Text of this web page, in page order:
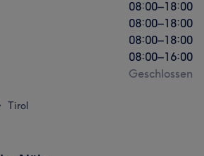
08:00–18:00
08:00–18:00
08:00–18:00
08:00–16:00
Geschlossen
Tirol